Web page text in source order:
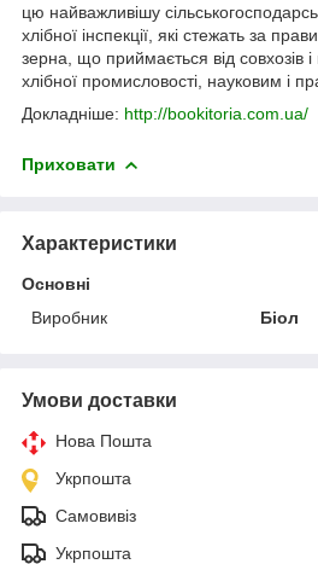
цю найважливішу
хлібної інспекції, які стежать за
зерна, що приймається від совхозів і
хлібної промисловості, науковим і
Докладніше: http://bookitoria.com.ua/
Приховати
Характеристики
Основні
Виробник
Біол
Умови доставки
Нова Пошта
Укрпошта
Самовивіз
Укрпошта